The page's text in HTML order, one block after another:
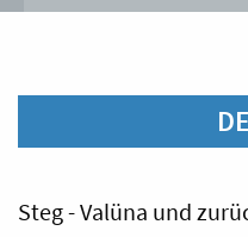
Steg - Valüna und